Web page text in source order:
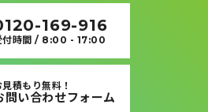
169-916
付時間 / 8:00 - 17:00
見積もり無料！
問い合わせフォーム